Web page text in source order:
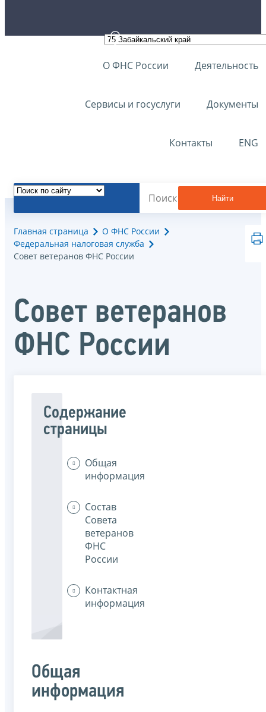
О ФНС России Деятельность
Сервисы и госуслуги Документы
Контакты ENG
Найти
Главная страница
О ФНС России
Федеральная налоговая служба
Совет ветеранов ФНС России
Совет ветеранов
ФНС России
Содержание
страницы
Общая
информация
Состав
Совета
ветеранов
ФНС
России
Контактная
информация
Общая
информация